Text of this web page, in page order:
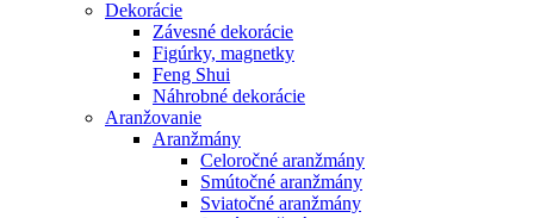
Dekorácie
Závesné dekorácie
Figúrky, magnetky
Feng Shui
Náhrobné dekorácie
Aranžovanie
Aranžmány
Celoročné aranžmány
Smútočné aranžmány
Sviatočné aranžmány